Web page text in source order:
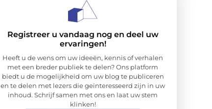
Registreer u vandaag nog en deel uw
ervaringen!
Heeft u de wens om uw ideeën, kennis of verhalen
met een breder publiek te delen? Ons platform
biedt u de mogelijkheid om uw blog te publiceren
en te delen met lezers die geïnteresseerd zijn in uw
inhoud. Schrijf samen met ons en laat uw stem
klinken!